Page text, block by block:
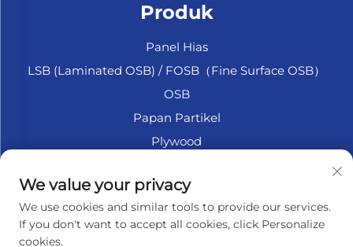
Produk
Panel Hias
LSB (Laminated OSB) / FOSB（Fine Surface OSB）
OSB
Papan Partikel
Plywood
Fiberboard
Aksesori
We value your privacy
We use cookies and similar tools to provide our services.
If you don't want to accept all cookies, click Personalize
cookies.